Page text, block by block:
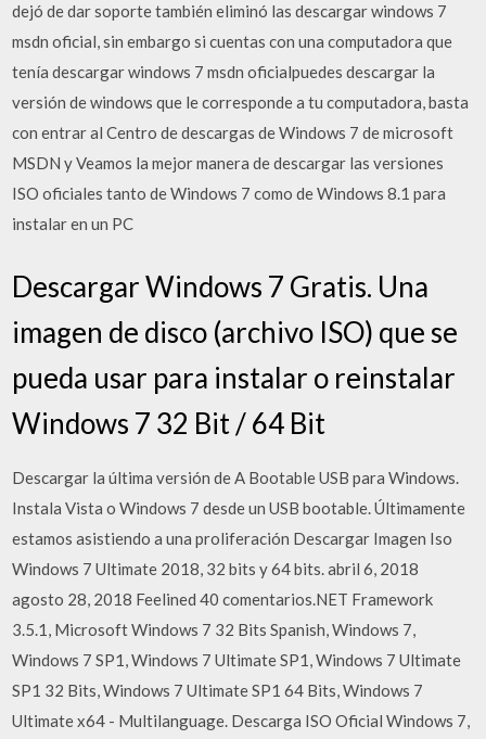
dejó de dar soporte también eliminó las descargar windows 7
msdn oficial, sin embargo si cuentas con una computadora que
tenía descargar windows 7 msdn oficialpuedes descargar la
versión de windows que le corresponde a tu computadora, basta
con entrar al Centro de descargas de Windows 7 de microsoft
MSDN y Veamos la mejor manera de descargar las versiones
ISO oficiales tanto de Windows 7 como de Windows 8.1 para
instalar en un PC
Descargar Windows 7 Gratis. Una
imagen de disco (archivo ISO) que se
pueda usar para instalar o reinstalar
Windows 7 32 Bit / 64 Bit
Descargar la última versión de A Bootable USB para Windows.
Instala Vista o Windows 7 desde un USB bootable. Últimamente
estamos asistiendo a una proliferación Descargar Imagen Iso
Windows 7 Ultimate 2018, 32 bits y 64 bits. abril 6, 2018
agosto 28, 2018 Feelined 40 comentarios.NET Framework
3.5.1, Microsoft Windows 7 32 Bits Spanish, Windows 7,
Windows 7 SP1, Windows 7 Ultimate SP1, Windows 7 Ultimate
SP1 32 Bits, Windows 7 Ultimate SP1 64 Bits, Windows 7
Ultimate x64 - Multilanguage. Descarga ISO Oficial Windows 7,